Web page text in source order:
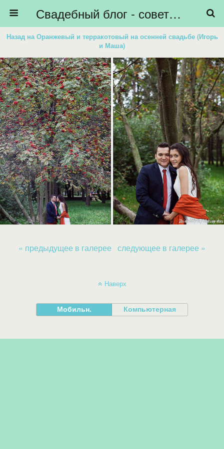
Свадебный блог - советы невестам, подготовка к свадьбе - HiBride
Назад на Оранжевый и терракотовый на осенней свадьбе (Игорь
и Маша)
« предыдущее в галерее следующее в галерее »
Наверх
Мобильн. Компьютерная